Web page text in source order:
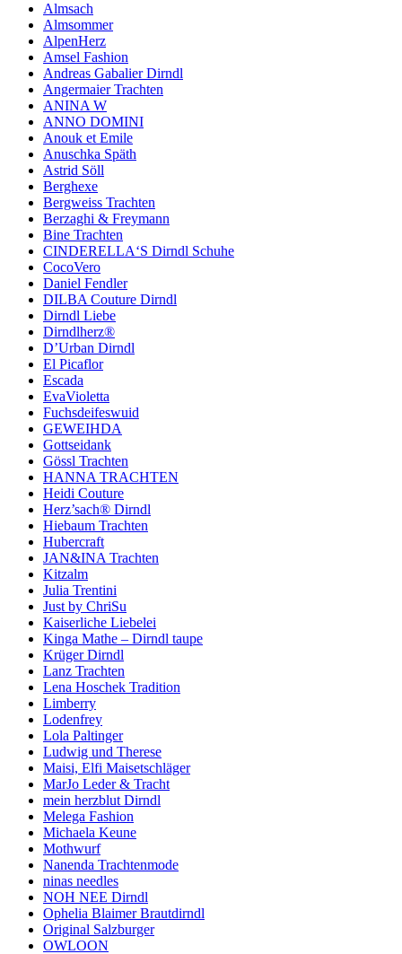
Almsach
Almsommer
AlpenHerz
Amsel Fashion
Andreas Gabalier Dirndl
Angermaier Trachten
ANINA W
ANNO DOMINI
Anouk et Emile
Anuschka Späth
Astrid Söll
Berghexe
Bergweiss Trachten
Berzaghi & Freymann
Bine Trachten
CINDERELLA‘S Dirndl Schuhe
CocoVero
Daniel Fendler
DILBA Couture Dirndl
Dirndl Liebe
Dirndlherz®
D’Urban Dirndl
El Picaflor
Escada
EvaVioletta
Fuchsdeifeswuid
GEWEIHDA
Gottseidank
Gössl Trachten
HANNA TRACHTEN
Heidi Couture
Herz’sach® Dirndl
Hiebaum Trachten
Hubercraft
JAN&INA Trachten
Kitzalm
Julia Trentini
Just by ChriSu
Kaiserliche Liebelei
Kinga Mathe – Dirndl taupe
Krüger Dirndl
Lanz Trachten
Lena Hoschek Tradition
Limberry
Lodenfrey
Lola Paltinger
Ludwig und Therese
Maisi, Elfi Maisetschläger
MarJo Leder & Tracht
mein herzblut Dirndl
Melega Fashion
Michaela Keune
Mothwurf
Nanenda Trachtenmode
ninas needles
NOH NEE Dirndl
Ophelia Blaimer Brautdirndl
Original Salzburger
OWLOON